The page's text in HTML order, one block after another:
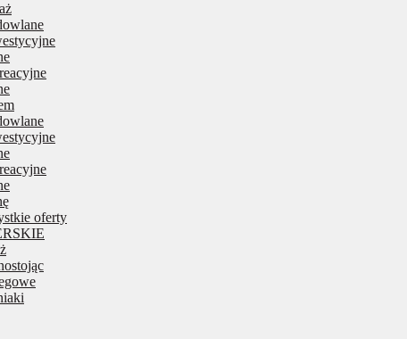
oferty